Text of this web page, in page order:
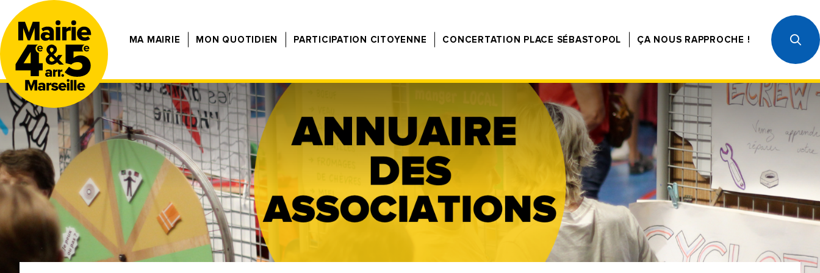
MA MAIRIE MON QUOTIDIEN PARTICIPATION CITOYENNE CONCERTATION PLACE SÉBASTOPOL ÇA NOUS RAPPROCHE !